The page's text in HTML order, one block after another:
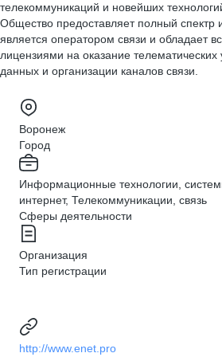
телекоммуникаций и новейших
Общество предоставляет полный спектр
является оператором связи и обладает
лицензиями на оказание телематических
данных и организации каналов связи.
Воронеж
Город
Информационные технологии,
интернет, Телекоммуникации, связь
Сферы деятельности
Организация
Тип регистрации
http://www.enet.pro